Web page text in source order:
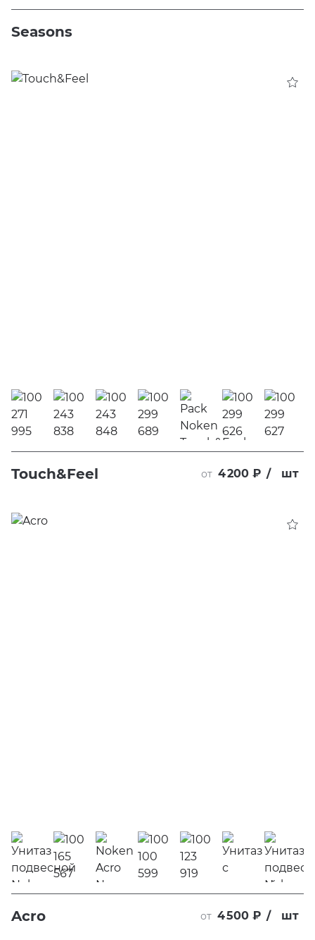
Seasons
Touch&Feel от 4 200 ₽ / шт
Acro от 4 500 ₽ / шт